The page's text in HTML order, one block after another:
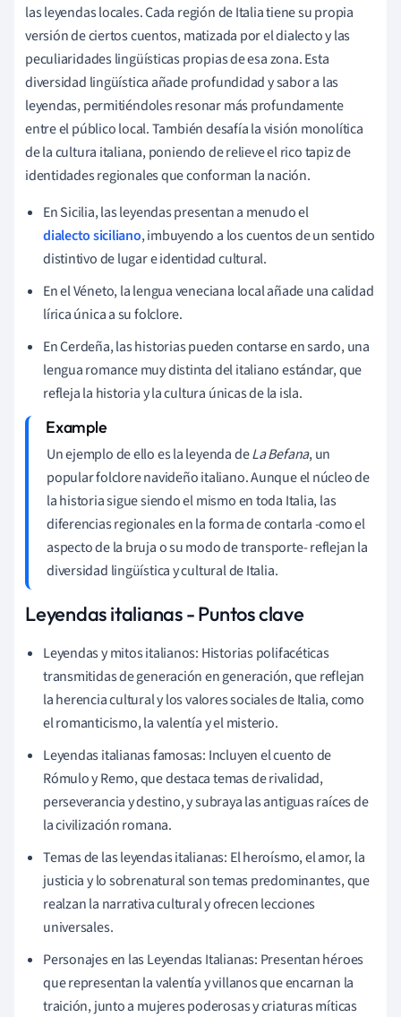
las leyendas locales. Cada región de Italia tiene su propia
versión de ciertos cuentos, matizada por el dialecto y las
peculiaridades lingüísticas propias de esa zona. Esta
diversidad lingüística añade profundidad y sabor a las
leyendas, permitiéndoles resonar más profundamente
entre el público local. También desafía la visión monolítica
de la cultura italiana, poniendo de relieve el rico tapiz de
identidades regionales que conforman la nación.
En Sicilia, las leyendas presentan a menudo el
dialecto siciliano, imbuyendo a los cuentos de un sentido
distintivo de lugar e identidad cultural.
En el Véneto, la lengua veneciana local añade una calidad
lírica única a su folclore.
En Cerdeña, las historias pueden contarse en sardo, una
lengua romance muy distinta del italiano estándar, que
refleja la historia y la cultura únicas de la isla.
Un ejemplo de ello es la leyenda deLa Befana, un
popular folclore navideño italiano. Aunque el núcleo de
la historia sigue siendo el mismo en toda Italia, las
diferencias regionales en la forma de contarla -como el
aspecto de la bruja o su modo de transporte- reflejan la
diversidad lingüística y cultural de Italia.
Leyendas italianas - Puntos clave
Leyendas y mitos italianos: Historias polifacéticas
transmitidas de generación en generación, que reflejan
la herencia cultural y los valores sociales de Italia, como
el romanticismo, la valentía y el misterio.
Leyendas italianas famosas: Incluyen el cuento de
Rómulo y Remo, que destaca temas de rivalidad,
perseverancia y destino, y subraya las antiguas raíces de
la civilización romana.
Temas de las leyendas italianas: El heroísmo, el amor, la
justicia y lo sobrenatural son temas predominantes, que
realzan la narrativa cultural y ofrecen lecciones
universales.
Personajes en las Leyendas Italianas: Presentan héroes
que representan la valentía y villanos que encarnan la
traición, junto a mujeres poderosas y criaturas míticas